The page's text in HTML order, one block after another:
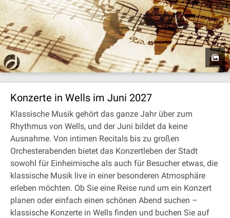
Konzerte in Wells im Juni 2027
Klassische Musik gehört das ganze Jahr über zum
Rhythmus von Wells, und der Juni bildet da keine
Ausnahme. Von intimen Recitals bis zu großen
Orchesterabenden bietet das Konzertleben der Stadt
sowohl für Einheimische als auch für Besucher etwas, die
klassische Musik live in einer besonderen Atmosphäre
erleben möchten. Ob Sie eine Reise rund um ein Konzert
planen oder einfach einen schönen Abend suchen –
klassische Konzerte in Wells finden und buchen Sie auf